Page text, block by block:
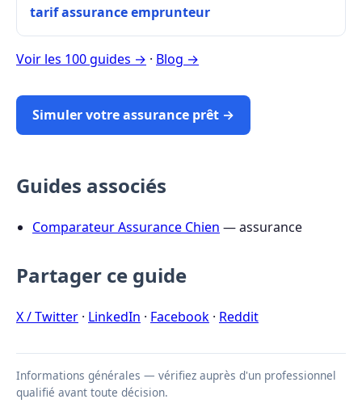
tarif assurance emprunteur
Voir les 100 guides → · Blog →
Simuler votre assurance prêt →
Guides associés
Comparateur Assurance Chien — assurance
Partager ce guide
X / Twitter · LinkedIn · Facebook · Reddit
Informations générales — vérifiez auprès d'un professionnel
qualifié avant toute décision.